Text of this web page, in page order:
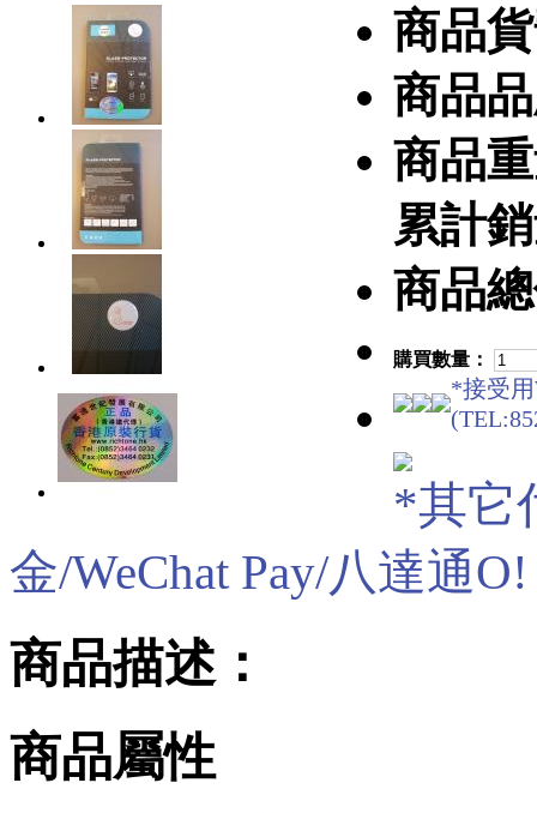
商品
商品
商品
累計
商品
購買數量：
*接受用
*其它
金/WeChat Pay/八達通O!
商品描述：
商品屬性